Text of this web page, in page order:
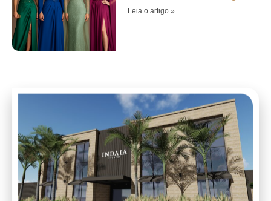
Leia o artigo »